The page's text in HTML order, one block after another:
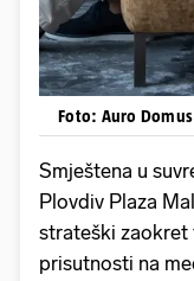
Foto: Auro Domus
Smještena u
Plovdiv Plaza
strateški zaokret
prisutnosti na